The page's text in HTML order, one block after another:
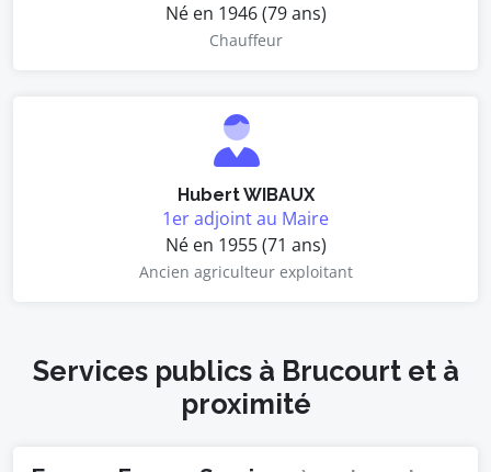
Né en 1946 (79 ans)
Chauffeur
Hubert WIBAUX
1er adjoint au Maire
Né en 1955 (71 ans)
Ancien agriculteur exploitant
Services publics à Brucourt et à
proximité